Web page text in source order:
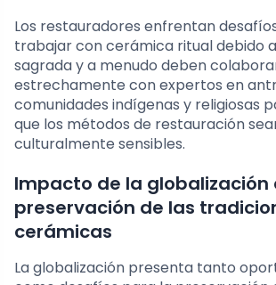
Los restauradores enfrentan
trabajar con cerámica ritual debido
sagrada y a menudo deben
estrechamente con expertos en
comunidades indígenas y religiosas
que los métodos de restauración
culturalmente sensibles.
Impacto de la globalización
preservación de las
cerámicas
La globalización presenta tanto